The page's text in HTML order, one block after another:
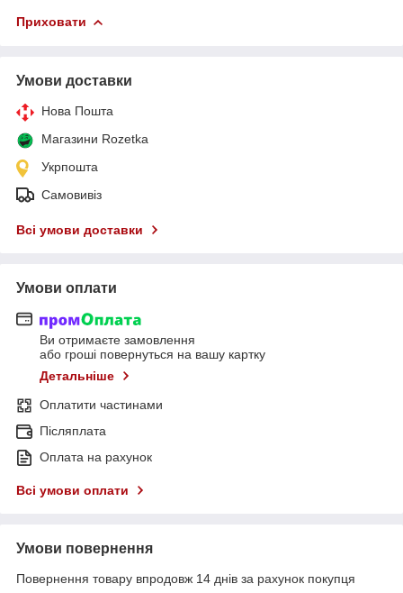
Приховати
Умови доставки
Нова Пошта
Магазини Rozetka
Укрпошта
Самовивіз
Всі умови доставки
Умови оплати
Ви отримаєте замовлення
або гроші повернуться на вашу картку
Детальніше
Оплатити частинами
Післяплата
Оплата на рахунок
Всі умови оплати
Умови повернення
Повернення товару впродовж 14 днів за рахунок покупця